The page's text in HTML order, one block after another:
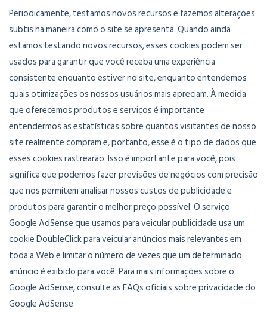
Periodicamente, testamos novos recursos e fazemos alterações
subtis na maneira como o site se apresenta. Quando ainda
estamos testando novos recursos, esses cookies podem ser
usados ​​para garantir que você receba uma experiência
consistente enquanto estiver no site, enquanto entendemos
quais otimizações os nossos usuários mais apreciam. À medida
que oferecemos produtos e serviços é importante
entendermos as estatísticas sobre quantos visitantes de nosso
site realmente compram e, portanto, esse é o tipo de dados que
esses cookies rastrearão. Isso é importante para você, pois
significa que podemos fazer previsões de negócios com precisão
que nos permitem analisar nossos custos de publicidade e
produtos para garantir o melhor preço possível. O serviço
Google AdSense que usamos para veicular publicidade usa um
cookie DoubleClick para veicular anúncios mais relevantes em
toda a Web e limitar o número de vezes que um determinado
anúncio é exibido para você. Para mais informações sobre o
Google AdSense, consulte as FAQs oficiais sobre privacidade do
Google AdSense.